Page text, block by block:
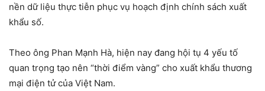
nền dữ liệu thực tiễn phục vụ hoạch định chính sách xuất
khẩu số.
Theo ông Phan Mạnh Hà, hiện nay đang hội tụ 4 yếu tố
quan trọng tạo nên “thời điểm vàng” cho xuất khẩu thương
mại điện tử của Việt Nam.